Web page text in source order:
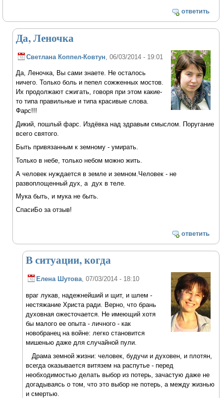
ответить
Да, Леночка
Светлана Коппел-Ковтун , 06/03/2014 - 19:01
Да, Леночка, Вы сами знаете. Не осталось
ничего. Только боль и пепел сожженных мостов.
Их продолжают сжигать, говоря при этом какие-
то типа правильные и типа красивые слова.
Фарс!!!
Дикий, пошлый фарс. Издёвка над здравым смыслом. Поругание
всего святого.
Быть привязанным к земному - умирать.
Только в небе, только небом можно жить.
А человек нуждается в земле и земном.Человек - не
развоплощенный дух, а дух в теле.
Мука быть, и мука не быть.
СпасиБо за отзыв!
ответить
В ситуации, когда
Елена Шутова, 07/03/2014 - 18:10
враг лукав, надежнейший и щит, и шлем -
нестяжание Христа ради. Верно, что брань
духовная ожесточается. Не имеющий хотя
бы малого ее опыта - личного - как
новобранец на войне: легко становится
мишенью даже для случайной пули.
Драма земной жизни: человек, будучи и духовен, и плотян,
всегда оказывается витязем на распутье - перед
необходимостью делать выбор из потерь, зачастую даже не
догадываясь о том, что это выбор не потерь, а между жизнью
и смертью.